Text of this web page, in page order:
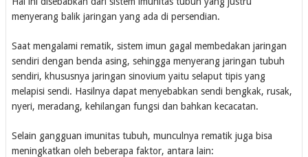
menyerang balik jaringan yang ada di persendian.
Saat mengalami rematik, sistem imun gagal membedakan jaringan
sendiri dengan benda asing, sehingga menyerang jaringan tubuh
sendiri, khususnya jaringan sinovium yaitu selaput tipis yang
melapisi sendi. Hasilnya dapat menyebabkan sendi bengkak, rusak,
nyeri, meradang, kehilangan fungsi dan bahkan kecacatan.
Selain gangguan imunitas tubuh, munculnya rematik juga bisa
meningkatkan oleh beberapa faktor, antara lain: